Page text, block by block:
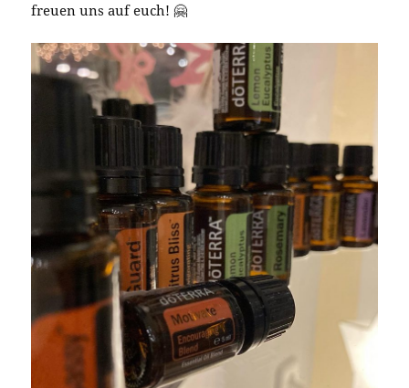
freuen uns auf euch! 🤗